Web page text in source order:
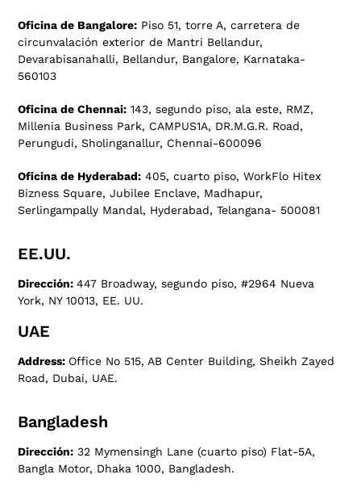
Oficina de Bangalore: Piso 51, torre A, carretera de
circunvalación exterior de Mantri Bellandur,
Devarabisanahalli, Bellandur, Bangalore, Karnataka-
560103
Oficina de Chennai: 143, segundo piso, ala este, RMZ,
Millenia Business Park, CAMPUS1A, DR.M.G.R. Road,
Perungudi, Sholinganallur, Chennai-600096
Oficina de Hyderabad: 405, cuarto piso, WorkFlo Hitex
Bizness Square, Jubilee Enclave, Madhapur,
Serlingampally Mandal, Hyderabad, Telangana- 500081
EE.UU.
Dirección:447 Broadway, segundo piso, #2964 Nueva
York, NY 10013, EE. UU.
UAE
Address: Office No 515, AB Center Building, Sheikh Zayed
Road, Dubai, UAE.
Bangladesh
Dirección: 32 Mymensingh Lane (cuarto piso) Flat-5A,
Bangla Motor, Dhaka 1000, Bangladesh.